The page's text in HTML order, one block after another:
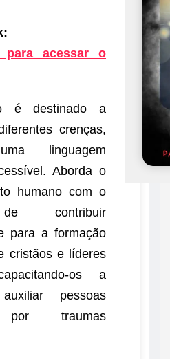
para acessar o
é destinado a
crenças,
linguagem
Aborda o
humano com o
contribuir
para a formação
cristãos e líderes
os a
pessoas
por traumas